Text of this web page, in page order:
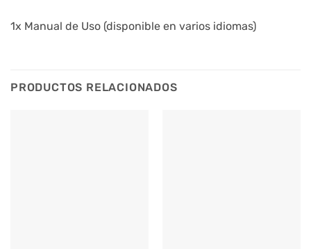
1x Manual de Uso (disponible en varios idiomas)
PRODUCTOS RELACIONADOS